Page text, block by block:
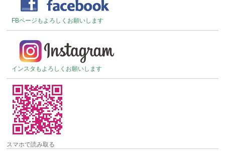
FBページもよろしくお願いします
インスタもよろしくお願いします
スマホで読み取る